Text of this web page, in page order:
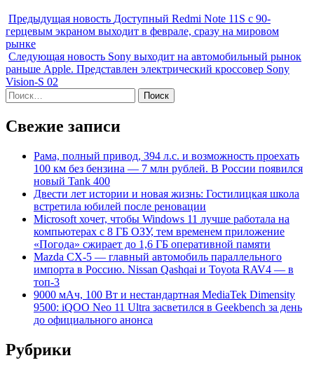
Предыдущая новость Доступный Redmi Note 11S с 90-
герцевым экраном выходит в феврале, сразу на мировом
рынке
Следующая новость Sony выходит на автомобильный рынок
раньше Apple. Представлен электрический кроссовер Sony
Vision-S 02
Найти:
Свежие записи
Рама, полный привод, 394 л.с. и возможность проехать
100 км без бензина — 7 млн рублей. В России появился
новый Tank 400
Двести лет истории и новая жизнь: Гостилицкая школа
встретила юбилей после реновации
Microsoft хочет, чтобы Windows 11 лучше работала на
компьютерах с 8 ГБ ОЗУ, тем временем приложение
«Погода» сжирает до 1,6 ГБ оперативной памяти
Mazda CX-5 — главный автомобиль параллельного
импорта в Россию. Nissan Qashqai и Toyota RAV4 — в
топ-3
9000 мАч, 100 Вт и нестандартная MediaTek Dimensity
9500: iQOO Neo 11 Ultra засветился в Geekbench за день
до официального анонса
Рубрики